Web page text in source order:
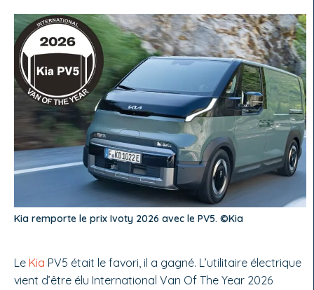
Kia remporte le prix Ivoty 2026 avec le PV5. ©Kia
Le Kia PV5 était le favori, il a gagné. L’utilitaire électrique
vient d’être élu International Van Of The Year 2026